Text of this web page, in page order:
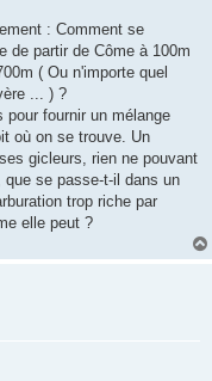
: Comment se
de partir de Côme à 100m
( Ou n'importe quel
... ) ?
fournir un mélange
où on se trouve. Un
gicleurs, rien ne pouvant
se passe-t-il dans un
trop riche par
elle peut ?